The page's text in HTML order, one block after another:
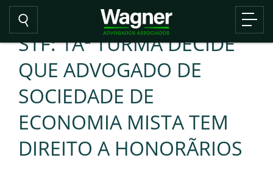
STF: 1Âª TURMA DECIDE
QUE ADVOGADO DE
SOCIEDADE DE
ECONOMIA MISTA TEM
DIREITO A HONORÃRIOS